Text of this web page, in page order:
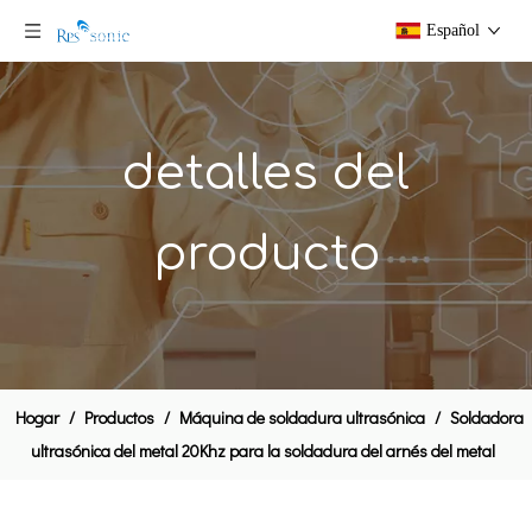
Español
detalles del
producto
Hogar / Productos / Máquina de soldadura ultrasónica / Soldadora
ultrasónica del metal 20Khz para la soldadura del arnés del metal
Soldadora ultrasónica de los soldadores ultrasónicos del banco 20Khz con la pantalla táctil para la soldadura del automóvil Soldador ultrasónico personalizado de alta calidad del HDPE de la máquina de soldadura del cuerno 20khz para Oilcan